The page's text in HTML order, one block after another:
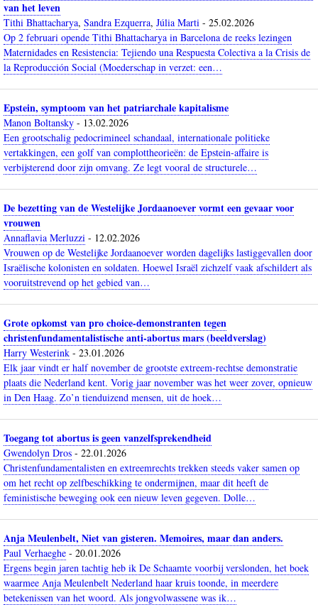
van het leven
Tithi Bhattacharya, Sandra Ezquerra, Júlia Marti - 25.02.2026
Op 2 februari opende Tithi Bhattacharya in Barcelona de reeks lezingen
Maternidades en Resistencia: Tejiendo una Respuesta Colectiva a la Crisis de
la Reproducción Social (Moederschap in verzet: een…
Epstein, symptoom van het patriarchale kapitalisme
Manon Boltansky - 13.02.2026
Een grootschalig pedocrimineel schandaal, internationale politieke
vertakkingen, een golf van complottheorieën: de Epstein-affaire is
verbijsterend door zijn omvang. Ze legt vooral de structurele…
De bezetting van de Westelijke Jordaanoever vormt een gevaar voor
vrouwen
Annaflavia Merluzzi - 12.02.2026
Vrouwen op de Westelijke Jordaanoever worden dagelijks lastiggevallen door
Israëlische kolonisten en soldaten. Hoewel Israël zichzelf vaak afschildert als
vooruitstrevend op het gebied van…
Grote opkomst van pro choice-demonstranten tegen
christenfundamentalistische anti-abortus mars (beeldverslag)
Harry Westerink - 23.01.2026
Elk jaar vindt er half november de grootste extreem-rechtse demonstratie
plaats die Nederland kent. Vorig jaar november was het weer zover, opnieuw
in Den Haag. Zo’n tienduizend mensen, uit de hoek…
Toegang tot abortus is geen vanzelfsprekendheid
Gwendolyn Dros - 22.01.2026
Christenfundamentalisten en extreemrechts trekken steeds vaker samen op
om het recht op zelfbeschikking te ondermijnen, maar dit heeft de
feministische beweging ook een nieuw leven gegeven. Dolle…
Anja Meulenbelt, Niet van gisteren. Memoires, maar dan anders.
Paul Verhaeghe - 20.01.2026
Ergens begin jaren tachtig heb ik De Schaamte voorbij verslonden, het boek
waarmee Anja Meulenbelt Nederland haar kruis toonde, in meerdere
betekenissen van het woord. Als jongvolwassene was ik…